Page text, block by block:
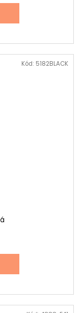
Kód: 5182BLACK